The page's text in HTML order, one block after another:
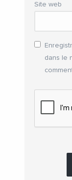
Site web
dans le